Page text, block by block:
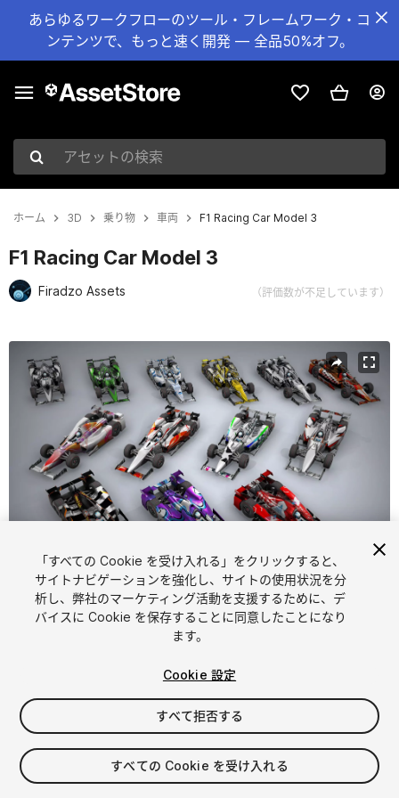
あらゆるワークフローのツール・フレームワーク・コ
ンテンツで、もっと速く開発 — 全品50%オフ。
アセットの検索
ホーム 3D 乗り物 車両 F1 Racing Car Model 3
F1 Racing Car Model 3
Firadzo Assets （評価数が不足しています）
現在のスライド：1 / 5
1 /5
$20
消費税は決済時に計算されます
「すべての Cookie を受け入れる」をクリックすると、
サイトナビゲーションを強化し、サイトの使用状況を分
析し、弊社のマーケティング活動を支援するために、デ
バイスに Cookie を保存することに同意したことになり
ます。
Cookie 設定
すべて拒否する
すべての Cookie を受け入れる